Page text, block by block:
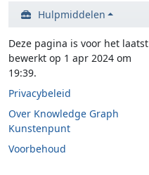
Hulpmiddelen
Deze pagina is voor het laatst
bewerkt op 1 apr 2024 om
19:39.
Privacybeleid
Over Knowledge Graph
Kunstenpunt
Voorbehoud